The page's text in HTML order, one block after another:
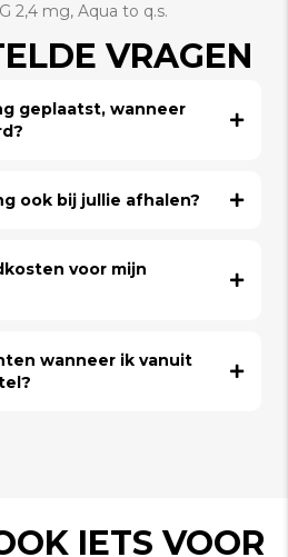
2,4 mg, Aqua to q.s.
VRAGEN
geplaatst, wanneer
ook bij jullie afhalen?
voor mijn
wanneer ik vanuit
IETS VOOR